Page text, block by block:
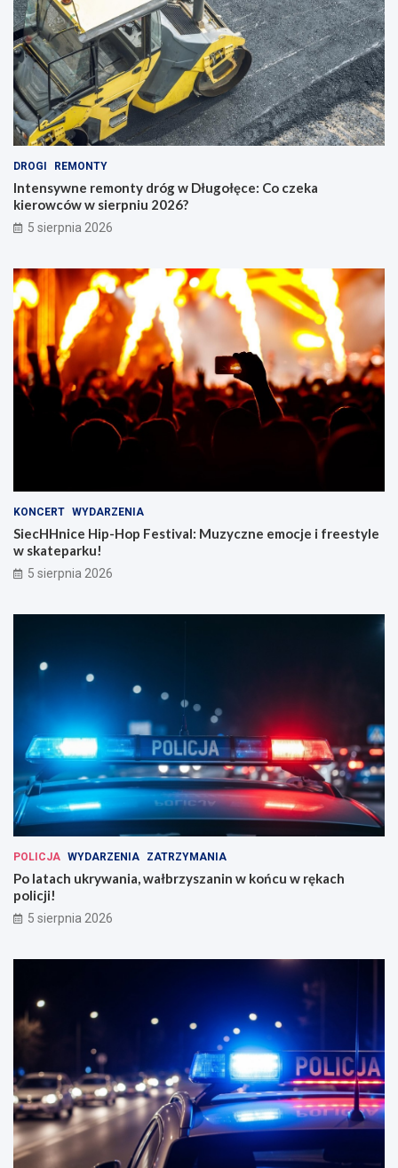
DROGI REMONTY
Intensywne remonty dróg w Długołęce: Co czeka
kierowców w sierpniu 2026?
5 sierpnia 2026
KONCERT WYDARZENIA
SiecHHnice Hip-Hop Festival: Muzyczne emocje i freestyle
w skateparku!
5 sierpnia 2026
POLICJA WYDARZENIA ZATRZYMANIA
Po latach ukrywania, wałbrzyszanin w końcu w rękach
policji!
5 sierpnia 2026